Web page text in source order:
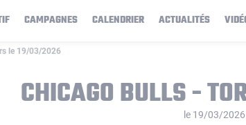
CAMPAGNES CALENDRIER ACTUALITÉS
le 19/03/2026
CHICAGO BULLS -
le 19/03/2026